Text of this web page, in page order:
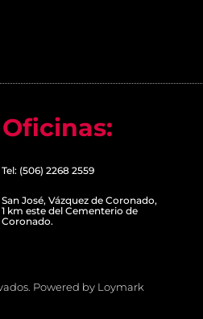
Oficinas:
Tel: (506) 2268 2559
San José, Vázquez de Coronado,
1 km este del Cementerio de
Coronado.
Powered by Loymark